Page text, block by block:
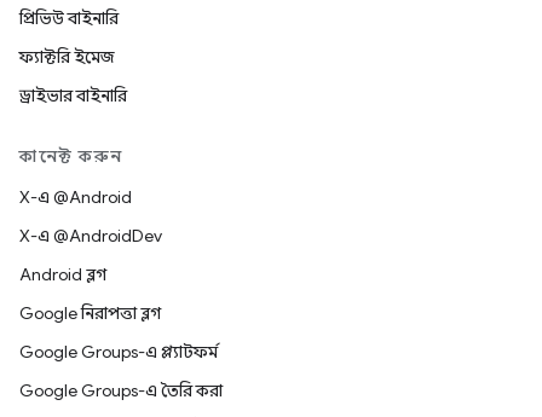
প্রিভিউ বাইনারি
ফ্যাক্টরি ইমেজ
ড্রাইভার বাইনারি
কানেক্ট করুন
X-এ @Android
X-এ @AndroidDev
Android ব্লগ
Google নিরাপত্তা ব্লগ
Google Groups-এ প্ল্যাটফর্ম
Google Groups-এ তৈরি করা